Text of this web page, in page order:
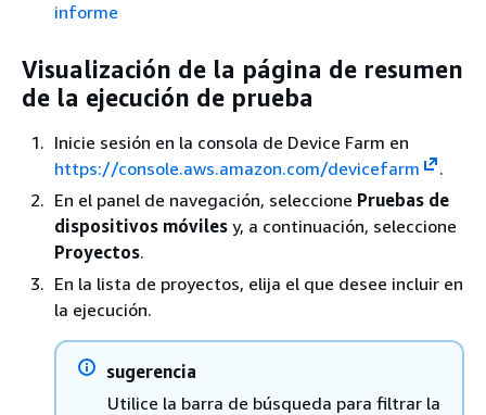
informe
Visualización de la página de resumen
de la ejecución de prueba
Inicie sesión en la consola de Device Farm en
https://console.aws.amazon.com/devicefarm
.
En el panel de navegación, seleccione Pruebas de
dispositivos móviles y, a continuación, seleccione
Proyectos.
En la lista de proyectos, elija el que desee incluir en
la ejecución.
sugerencia
Utilice la barra de búsqueda para filtrar la